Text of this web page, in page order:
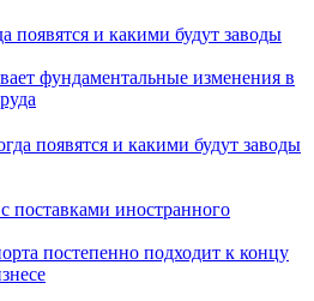
появятся и какими будут заводы
фундаментальные изменения в
поставками иностранного
постепенно подходит к концу